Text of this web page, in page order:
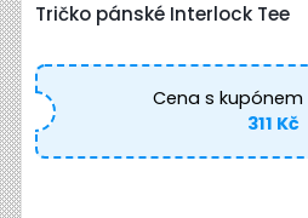
Tričko pánské Interlock Tee
Cena s kupónem
311 Kč